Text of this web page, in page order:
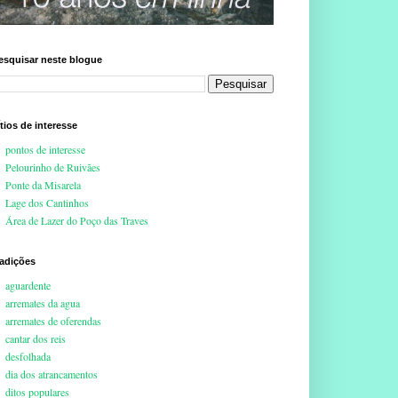
neste blogue
de interesse
pontos de interesse
Pelourinho de Ruivães
Ponte da Misarela
Lage dos Cantinhos
Área de Lazer do Poço das Traves
aguardente
arremates da agua
arremates de oferendas
cantar dos reis
desfolhada
dia dos atrancamentos
ditos populares